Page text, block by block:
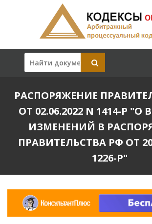
РАСПОРЯЖЕНИЕ
ОТ 02.06.2022 N 1414-Р
ИЗМЕНЕНИЙ В
ПРАВИТЕЛЬСТВА РФ ОТ
1226-Р"